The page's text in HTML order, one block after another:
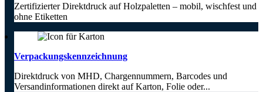
Zertifizierter Direktdruck auf Holzpaletten – mobil, wischfest und
ohne Etiketten
Verpackungskennzeichnung
Direktdruck von MHD, Chargennummern, Barcodes und
Versandinformationen direkt auf Karton, Folie oder...